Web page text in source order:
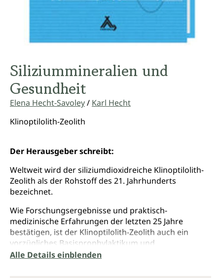
Siliziummineralien und
Gesundheit
Elena Hecht-Savoley/ Karl Hecht
Klinoptilolith-Zeolith
Der Herausgeber schreibt:
Weltweit wird der siliziumdioxidreiche Klinoptilolith-
Zeolith als der Rohstoff des 21. Jahrhunderts
bezeichnet.
Wie Forschungsergebnisse und praktisch-
medizinische Erfahrungen der letzten 25 Jahre
bestätigen, ist der Klinoptilolith-Zeolith auch ein
vorzügliches Basisprophylaktikum und
Basistherapeutikum. Damit wurde die heilende und
Alle Details einblenden